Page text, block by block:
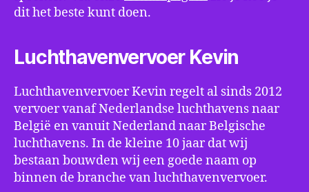
dit het beste kunt doen.
Luchthavenvervoer Kevin
Luchthavenvervoer Kevin regelt al sinds 2012
vervoer vanaf Nederlandse luchthavens naar
België en vanuit Nederland naar Belgische
luchthavens. In de kleine 10 jaar dat wij
bestaan bouwden wij een goede naam op
binnen de branche van luchthavenvervoer.